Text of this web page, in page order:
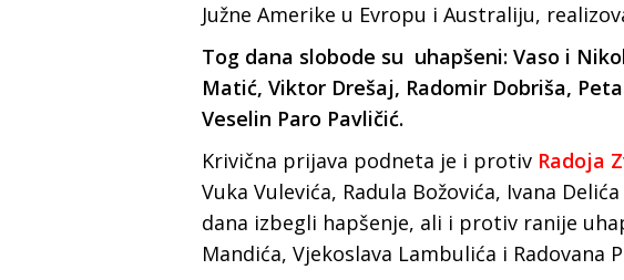
Južne Amerike u Evropu i Australiju,
Tog dana slobode su uhapšeni: Vaso i
Matić, Viktor Drešaj, Radomir Dobriša,
Veselin Paro Pavličić.
Krivična prijava podneta je i protiv Radoja
Vuka Vulevića, Radula Božovića, Ivana
dana izbegli hapšenje, ali i protiv ranije
Mandića, Vjekoslava Lambulića i Radovana